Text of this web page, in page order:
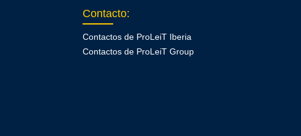
Contacto:
Contactos de ProLeiT Iberia
Contactos de ProLeiT Group